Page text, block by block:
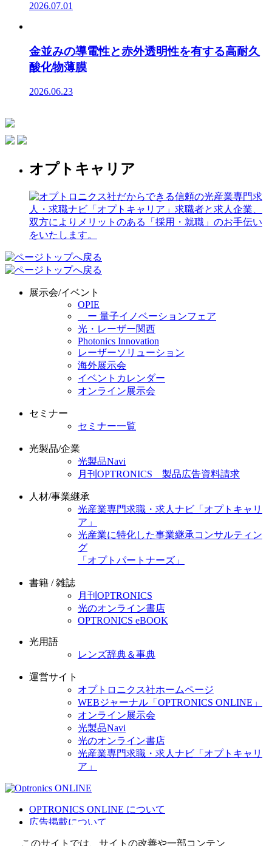
このサイトでは、サイトの改善や一部コンテン
2026.07.01
金並みの導電性と赤外透明性を有する高耐久
酸化物薄膜
2026.06.23
オプトキャリア
展示会/イベント
OPIE
ー 量子イノベーションフェア
光・レーザー関西
Photonics Innovation
レーザーソリューション
海外展示会
イベントカレンダー
オンライン展示会
セミナー
セミナー一覧
光製品/企業
光製品Navi
月刊OPTRONICS 製品広告資料請求
人材/事業継承
光産業専門求職・求人ナビ「オプトキャリ
ア」
光産業に特化した事業継承コンサルティン
グ
「オプトパートナーズ」
書籍 / 雑誌
月刊OPTRONICS
光のオンライン書店
OPTRONICS eBOOK
光用語
レンズ辞典＆事典
運営サイト
オプトロニクス社ホームページ
WEBジャーナル「OPTRONICS ONLINE」
オンライン展示会
光製品Navi
光のオンライン書店
光産業専門求職・求人ナビ「オプトキャリ
ア」
OPTRONICS ONLINE について
広告掲載について